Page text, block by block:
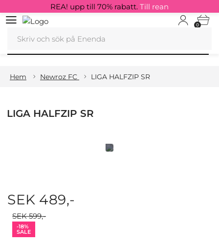
0
REA! upp till 70% rabatt. Till rean
Hem Newroz FC LIGA HALFZIP SR
LIGA HALFZIP SR
SEK 489,-
SEK 599,-
-18%
SALE